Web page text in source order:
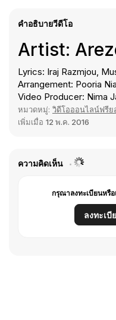
คำอธิบายวีดีโอ
Artist:
Lyrics: Iraj Razmjou,
Arrangement: Pooria
Video Producer: Nima
หมวดหมู่: วิดีโอออนไลน์ฟรี
เพิ่มเมื่อ 12 พ.ค. 2016
ความคิดเห็น
กรุณาลงทะเบียนหรื
ลงทะเบี